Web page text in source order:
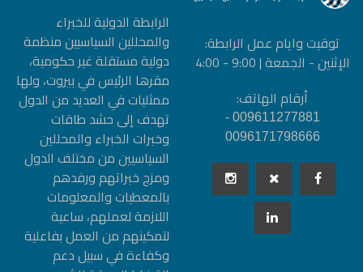
توقيت وايام عمل الرابطة:
الإثنين - الجمعة | 9:00 - 4:00
أرقام الهاتف:
009611277881 -
0096171798666
الرابطة الدولیة للخبراء
والمحللین السیاسیین منظمة
دولیة مستقلة غیر حكومیة،
مقرها الرئيس في بيروت، ولها
ممثليات في العديد من الدول
تهدف إلى حشد طاقات
وخبرات الخبراء والمحللين
السياسيين من مختلف الدول
ومزج خبراتهم ورفدهم
بالمعطيات والمعلومات
اللازمة لعملهم، ساعية
لتمكينهم من العمل بفاعلية
وكفاءة في سبيل دعم